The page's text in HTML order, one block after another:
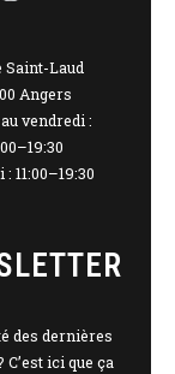
Saint-Laud
Angers
vendredi :
: 11:00–19:30
des dernières
ici que ça